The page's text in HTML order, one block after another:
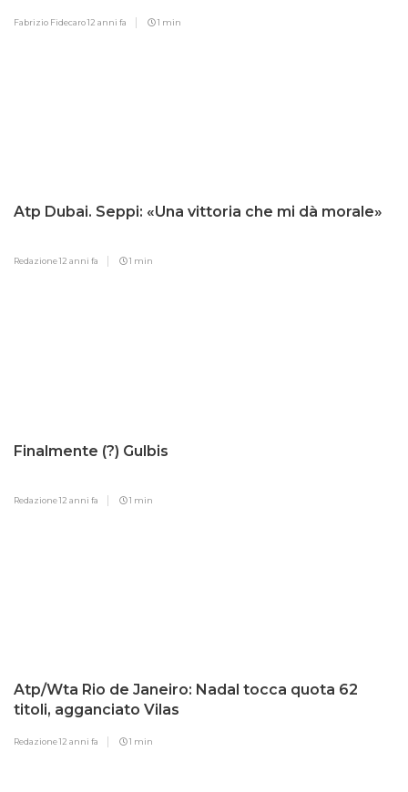
Fabrizio Fidecaro12 anni fa 1 min
Atp Dubai. Seppi: «Una vittoria che mi dà morale»
Redazione12 anni fa 1 min
Finalmente (?) Gulbis
Redazione12 anni fa 1 min
Atp/Wta Rio de Janeiro: Nadal tocca quota 62
titoli, agganciato Vilas
Redazione12 anni fa 1 min